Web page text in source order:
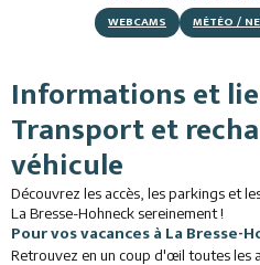
WEBCAMS MÉTÉO /
Hébergements
Activités
Informations et
Transport et
véhicule
Découvrez les accès, les parkings et
La Bresse-Hohneck sereinement !
Pour vos vacances à La Bresse-
Retrouvez en un coup d'œil toutes les